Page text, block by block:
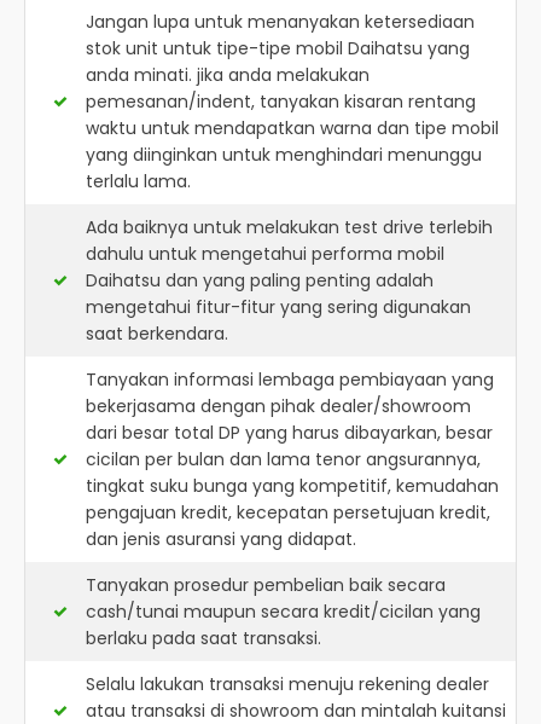
Jangan lupa untuk menanyakan ketersediaan
stok unit untuk tipe-tipe mobil Daihatsu yang
anda minati. jika anda melakukan
pemesanan/indent, tanyakan kisaran rentang
waktu untuk mendapatkan warna dan tipe mobil
yang diinginkan untuk menghindari menunggu
terlalu lama.
Ada baiknya untuk melakukan test drive terlebih
dahulu untuk mengetahui performa mobil
Daihatsu dan yang paling penting adalah
mengetahui fitur-fitur yang sering digunakan
saat berkendara.
Tanyakan informasi lembaga pembiayaan yang
bekerjasama dengan pihak dealer/showroom
dari besar total DP yang harus dibayarkan, besar
cicilan per bulan dan lama tenor angsurannya,
tingkat suku bunga yang kompetitif, kemudahan
pengajuan kredit, kecepatan persetujuan kredit,
dan jenis asuransi yang didapat.
Tanyakan prosedur pembelian baik secara
cash/tunai maupun secara kredit/cicilan yang
berlaku pada saat transaksi.
Selalu lakukan transaksi menuju rekening dealer
atau transaksi di showroom dan mintalah kuitansi